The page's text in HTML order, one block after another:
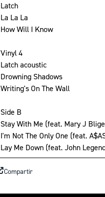
Latch
La La La
How Will I Know
Vinyl 4
Latch acoustic
Drowning Shadows
Writing's On The Wall
Side B
Stay With Me (feat. Mary J
I'm Not The Only One (feat.
Lay Me Down (feat. John
Compartir